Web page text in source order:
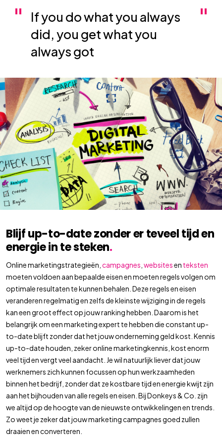
If you do what you always
did, you get what you
always got
Blijf up-to-date zonder er teveel tijd en
energie in te steken.
Online marketingstrategieën, campagnes websitesen teksten
moeten voldoen aan bepaalde eisen en moeten regels volgen om
optimale resultaten te kunnen behalen. Deze regels en eisen
veranderen regelmatig en zelfs de kleinste wijziging in de regels
kan een groot effect op jouw ranking hebben. Daarom is het
belangrijk om een marketing expert te hebben die constant up-
to-date blijft zonder dat het jouw onderneming geld kost. Kennis
up-to-date houden, zeker online marketingkennis, kost enorm
veel tijd en vergt veel aandacht. Je wil natuurlijk liever dat jouw
werknemers zich kunnen focussen op hun werkzaamheden
binnen het bedrijf, zonder dat ze kostbare tijd en energie kwijt zijn
aan het bijhouden van alle regels en eisen. Bij Donkeys & Co. zijn
we altijd op de hoogte van de nieuwste ontwikkelingen en trends.
Zo weet je zeker dat jouw marketing campagnes goed zullen
draaien en converteren.